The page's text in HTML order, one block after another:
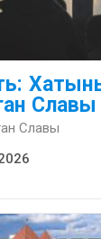
Славы
Славы